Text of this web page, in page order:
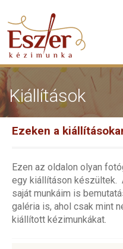
Kiállítások
Ezeken a
Ezen az oldalon olyan
egy kiállításon készültek.
saját munkáim is
galéria is, ahol csak mint
kiállított kézimunkákat.